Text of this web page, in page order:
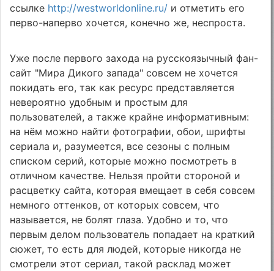
ссылке http://westworldonline.ru/ и отметить его
перво-наперво хочется, конечно же, неспроста.
Уже после первого захода на русскоязычный фан-
сайт "Мира Дикого запада" совсем не хочется
покидать его, так как ресурс представляется
невероятно удобным и простым для
пользователей, а также крайне информативным:
на нём можно найти фотографии, обои, шрифты
сериала и, разумеется, все сезоны с полным
списком серий, которые можно посмотреть в
отличном качестве. Нельзя пройти стороной и
расцветку сайта, которая вмещает в себя совсем
немного оттенков, от которых совсем, что
называется, не болят глаза. Удобно и то, что
первым делом пользователь попадает на краткий
сюжет, то есть для людей, которые никогда не
смотрели этот сериал, такой расклад может